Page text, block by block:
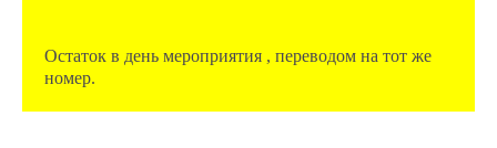
Остаток в день мероприятия , переводом на тот же
номер.